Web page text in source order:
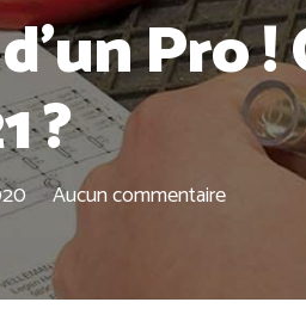
Pro
?
Aucun commentaire